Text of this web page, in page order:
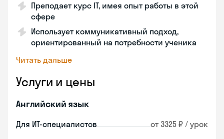
Преподает курс IT, имея опыт работы в этой
сфере
Использует коммуникативный подход,
ориентированный на потребности ученика
Читать дальше
Услуги и цены
Английский язык
Для ИТ-специалистов от 3325 ₽ / урок